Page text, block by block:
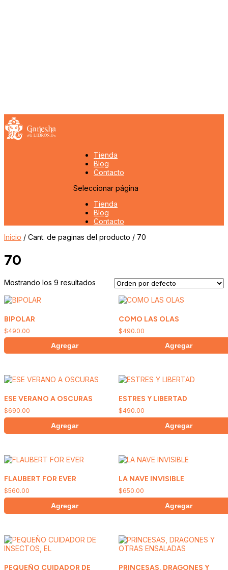
Tienda
Blog
Contacto
Seleccionar página
Tienda
Blog
Contacto
Inicio / Cant. de paginas del producto / 70
70
Mostrando los 9 resultados
BIPOLAR
$490.00
Agregar
COMO LAS OLAS
$490.00
Agregar
ESE VERANO A OSCURAS
$690.00
Agregar
ESTRES Y LIBERTAD
$490.00
Agregar
FLAUBERT FOR EVER
$560.00
Agregar
LA NAVE INVISIBLE
$650.00
Agregar
PEQUEÑO CUIDADOR DE
PRINCESAS, DRAGONES Y